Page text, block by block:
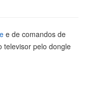
e de comandos de
televisor pelo dongle